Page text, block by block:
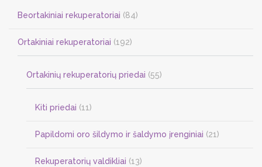
Beortakiniai rekuperatoriai (84)
Ortakiniai rekuperatoriai (192)
Ortakinių rekuperatorių priedai (55)
Kiti priedai (11)
Papildomi oro šildymo ir šaldymo įrenginiai (21)
Rekuperatorių valdikliai (13)